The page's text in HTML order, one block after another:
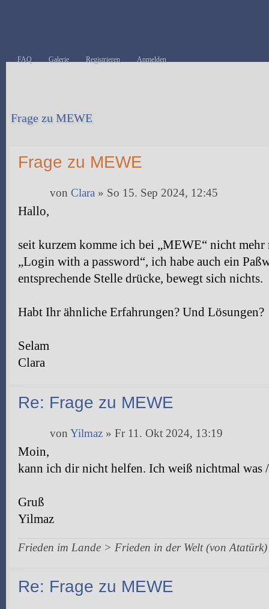
FAQ Galerie Registrieren Anmelden
Frage zu MEWE
Frage zu MEWE
von Clara » So 15. Sep 2024, 12:45
Hallo,
seit kurzem komme ich bei „MEWE“ nicht
„Login with a password“, ich habe auch ein
entsprechende Stelle drücke, bewegt sich nichts.
Habt Ihr ähnliche Erfahrungen? Und Lösungen?
Selam
Clara
Re: Frage zu MEWE
von Yilmaz » Fr 11. Okt 2024, 13:19
Moin,
kann ich dir nicht helfen. Ich weiß nichtmal was
Gruß
Yilmaz
Frieden im Lande > Frieden in der Welt (von Atatürk)
Re: Frage zu MEWE